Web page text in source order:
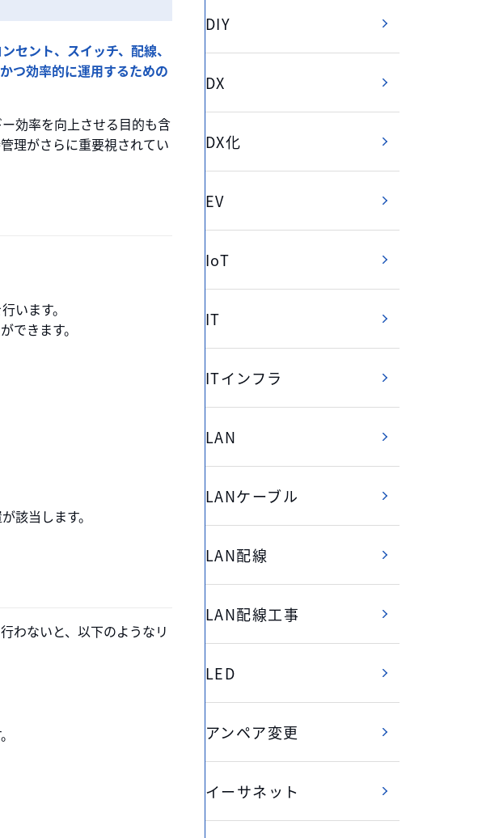
セント、スイッチ、配線、
つ効率的に運用するための
効率を向上させる目的も含
理がさらに重要視されてい
います。
できます。
該当します。
わないと、以下のようなリ
DIY
DX
DX化
EV
IoT
IT
ITインフラ
LAN
LANケーブル
LAN配線
LAN配線工事
LED
アンペア変更
イーサネット